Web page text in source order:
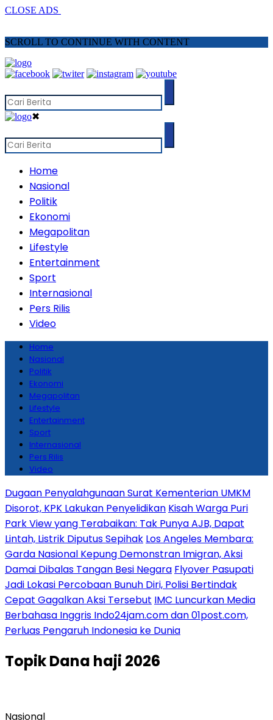
CLOSE ADS
SCROLL TO CONTINUE WITH CONTENT
✖
Home
Nasional
Politik
Ekonomi
Megapolitan
Lifestyle
Entertainment
Sport
Internasional
Pers Rilis
Video
Home
Nasional
Politik
Ekonomi
Megapolitan
Lifestyle
Entertainment
Sport
Internasional
Pers Rilis
Video
Dugaan Penyalahgunaan Surat Kementerian UMKM
Disorot, KPK Lakukan Penyelidikan Kisah Warga Puri
Park View yang Terabaikan: Tak Punya AJB, Dapat
Lintah, Listrik Diputus Sepihak Los Angeles Membara:
Garda Nasional Kepung Demonstran Imigran, Aksi
Damai Dibalas Tangan Besi Negara Flyover Pasupati
Jadi Lokasi Percobaan Bunuh Diri, Polisi Bertindak
Cepat Gagalkan Aksi Tersebut IMC Luncurkan Media
Berbahasa Inggris Indo24jam.com dan 01post.com,
Perluas Pengaruh Indonesia ke Dunia
TopikDana haji 2026
Nasional